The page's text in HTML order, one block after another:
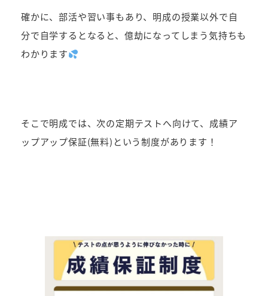
確かに、部活や習い事もあり、明成の授業以外で自
分で自学するとなると、億劫になってしまう気持ちも
わかります
そこで明成では、次の定期テストへ向けて、成績ア
ップアップ保証(無料)という制度があります！